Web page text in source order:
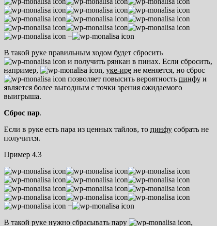
+
В такой руке правильным ходом будет сбросить
и получить рянкан в пинах. Если сбросить,
например,
, уке-ире не меняется, но сброс
позволяет повысить вероятность пинфу и
является более выгодным с точки зрения ожидаемого
выигрыша.
Сброс пар.
Если в руке есть пара из ценных тайлов, то пинфу собрать не
получится.
Пример 4.3
+
В такой руке нужно сбрасывать пару
,